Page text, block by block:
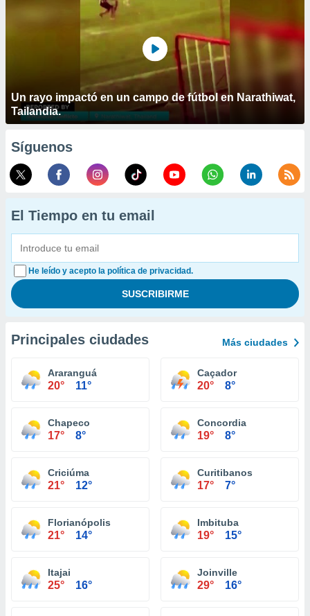
Un rayo impactó en un campo de fútbol en Narathiwat,
Tailandia.
Síguenos
El Tiempo en tu email
He leído y acepto la política de privacidad.
Principales ciudades Más ciudades
Araranguá
20° 11°
Caçador
20° 8°
Chapeco
17° 8°
Concordia
19° 8°
Criciúma
21° 12°
Curitibanos
17° 7°
Florianópolis
21° 14°
Imbituba
19° 15°
Itajai
25° 16°
Joinville
29° 16°